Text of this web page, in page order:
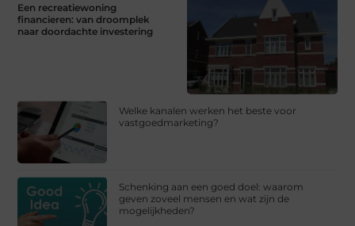
Een recreatiewoning
financieren: van droomplek
naar doordachte investering
Welke kanalen werken het beste voor
vastgoedmarketing?
Schenking aan een goed doel: waarom
geven zoveel mensen en wat zijn de
mogelijkheden?